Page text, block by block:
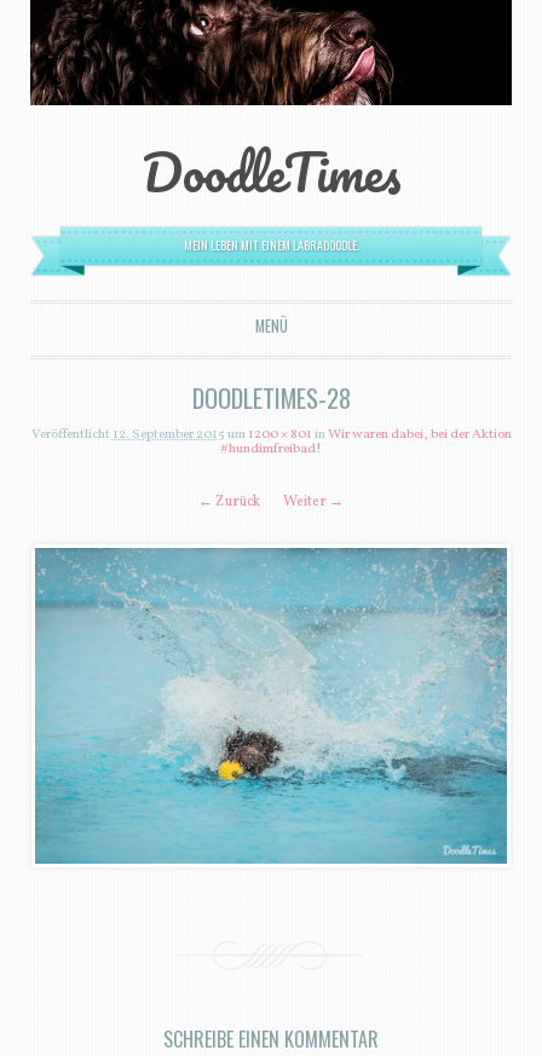
DoodleTimes
MEIN LEBEN MIT EINEM LABRADOODLE.
MENÜ
ZUM INHALT SPRINGEN
DOODLETIMES-28
Veröffentlicht12. September 2015um1200 × 801inWir waren dabei, bei der Aktion
#hundimfreibad!
← Zurück Weiter →
SCHREIBE EINEN KOMMENTAR